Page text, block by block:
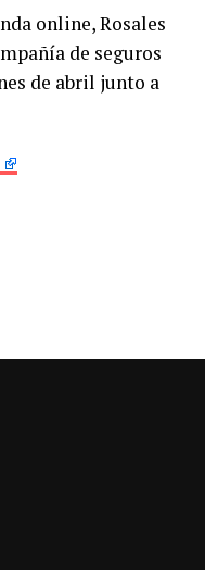
online, Rosales
de seguros
de abril junto a